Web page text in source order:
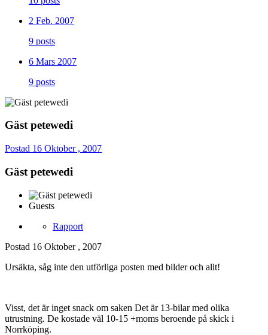
2 Feb. 2007
9 posts
6 Mars 2007
9 posts
Gäst petewedi
Postad 16 Oktober , 2007
Gäst petewedi
Guests
Rapport
Postad 16 Oktober , 2007
Ursäkta, såg inte den utförliga posten med bilder och allt!
Visst, det är inget snack om saken Det är 13-bilar med olika
utrustning. De kostade väl 10-15 +moms beroende på skick i
Norrköping.